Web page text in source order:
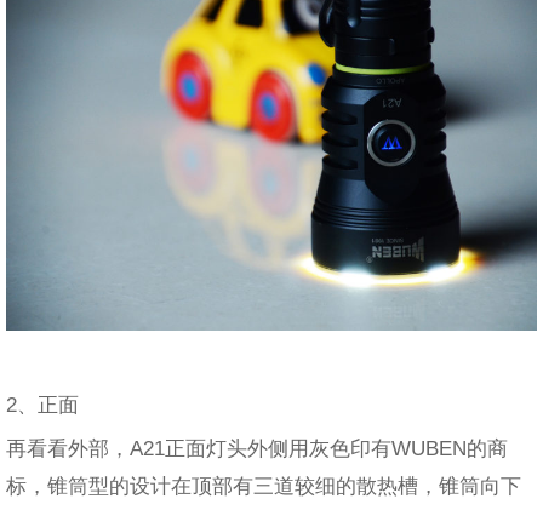
2、正面
再看看外部，A21正面灯头外侧用灰色印有WUBEN的商
标，锥筒型的设计在顶部有三道较细的散热槽，锥筒向下